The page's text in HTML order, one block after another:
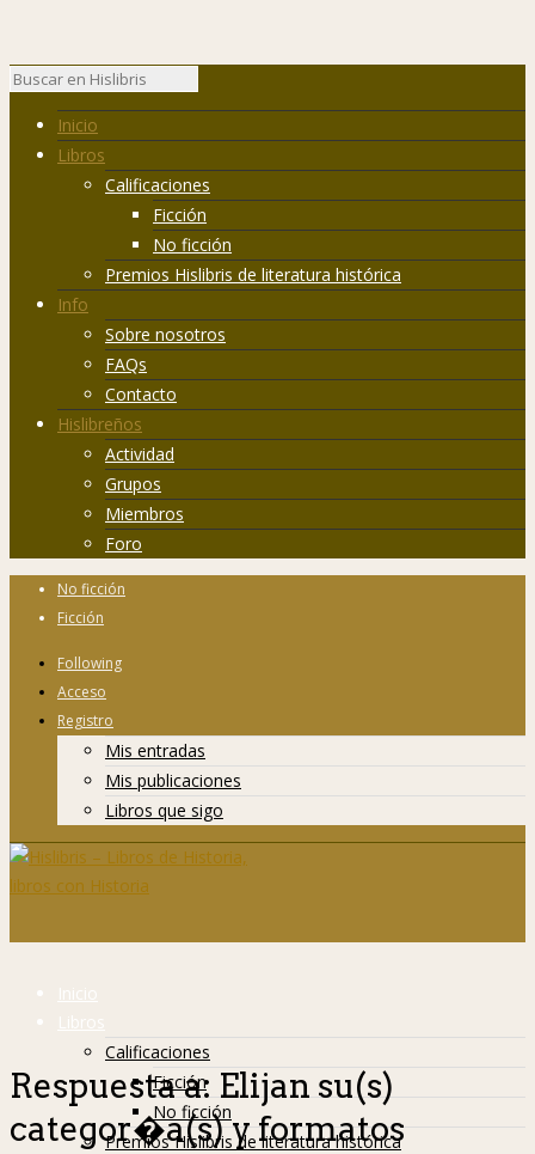
Inicio
Libros
Calificaciones
Ficción
No ficción
Premios Hislibris de literatura histórica
Info
Sobre nosotros
FAQs
Contacto
Hislibreños
Actividad
Grupos
Miembros
Foro
No ficción
Ficción
Following
Acceso
Registro
Mis entradas
Mis publicaciones
Libros que sigo
Inicio
Libros
Calificaciones
Ficción
No ficción
Premios Hislibris de literatura histórica
Respuesta a: Elijan su(s)
categor�a(s) y formatos